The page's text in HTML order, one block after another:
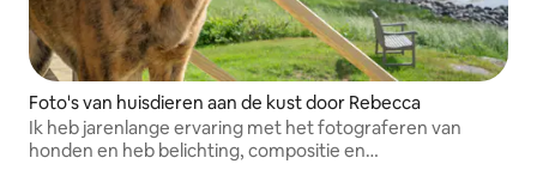
Foto's van huisdieren aan de kust door Rebecca
Ik heb jarenlange ervaring met het fotograferen van
honden en heb belichting, compositie en